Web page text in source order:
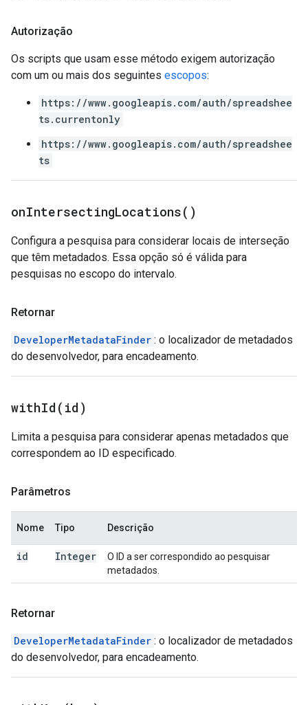
Autorização
Os scripts que usam esse método exigem autorização
com um ou mais dos seguintes escopos:
https://www.googleapis.com/auth/spreadshee
ts.currentonly
https://www.googleapis.com/auth/spreadshee
ts
onIntersectingLocations( )
Configura a pesquisa para considerar locais de interseção
que têm metadados. Essa opção só é válida para
pesquisas no escopo do intervalo.
Retornar
DeveloperMetadataFinder : o localizador de metadados
do desenvolvedor, para encadeamento.
withId( id)
Limita a pesquisa para considerar apenas metadados que
correspondem ao ID especificado.
Parâmetros
Nome Tipo Descrição
id Integer
O ID a ser correspondido ao pesquisar
metadados.
Retornar
DeveloperMetadataFinder : o localizador de metadados
do desenvolvedor, para encadeamento.